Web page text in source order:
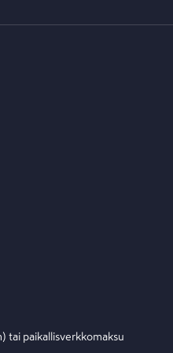
tai paikallis­verkko­maksu